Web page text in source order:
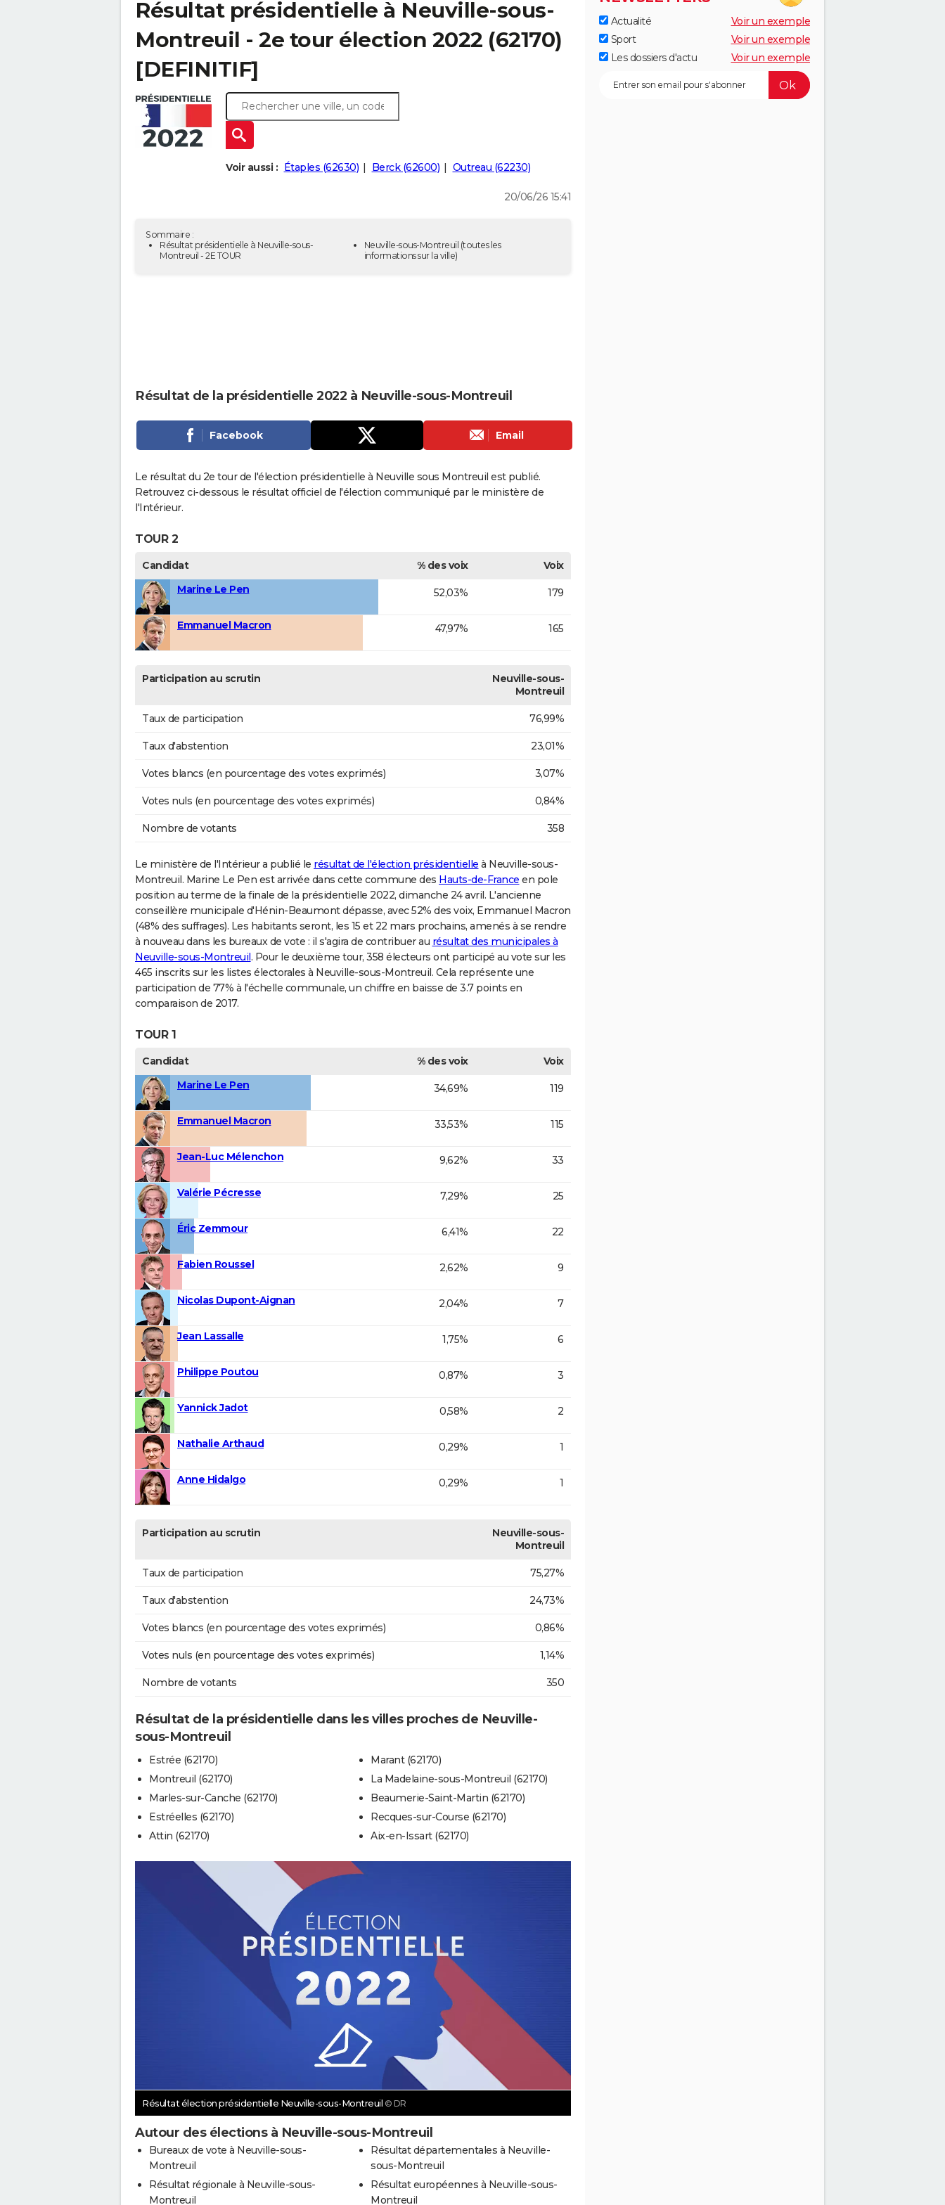
Résultat présidentielle à Neuville-sous-
Montreuil - 2e tour élection 2022 (62170)
[DEFINITIF]
Voir aussi : Étaples (62630) Berck (62600) Outreau (62230)
20/06/26 15:41
Sommaire :
Résultat présidentielle à Neuville-sous-
Montreuil - 2E TOUR
Neuville-sous-Montreuil (toutes les
informations sur la ville)
Résultat de la présidentielle 2022 à Neuville-sous-Montreuil
Facebook Email
Le résultat du 2e tour de l'élection présidentielle à Neuville sous Montreuil est publié.
Retrouvez ci-dessous le résultat officiel de l'élection communiqué par le ministère de
l'Intérieur.
TOUR 2
Candidat % des voix
Voix
Marine Le Pen
52,03% 179
Emmanuel Macron 47,97% 165
Participation au scrutin
Neuville-sous-
Montreuil
Taux de participation 76,99%
Taux d'abstention 23,01%
Votes blancs (en pourcentage des votes exprimés) 3,07%
Votes nuls (en pourcentage des votes exprimés) 0,84%
Nombre de votants 358
Le ministère de l'Intérieur a publié le résultat de l'élection présidentielle à Neuville-sous-
Montreuil. Marine Le Pen est arrivée dans cette commune des Hauts-de-France en pole
position au terme de la finale de la présidentielle 2022, dimanche 24 avril. L'ancienne
conseillère municipale d'Hénin-Beaumont dépasse, avec 52% des voix, Emmanuel Macron
(48% des suffrages). Les habitants seront, les 15 et 22 mars prochains, amenés à se rendre
à nouveau dans les bureaux de vote : il s'agira de contribuer au résultat des municipales à
Neuville-sous-Montreuil . Pour le deuxième tour, 358 électeurs ont participé au vote sur les
465 inscrits sur les listes électorales à Neuville-sous-Montreuil. Cela représente une
participation de 77% à l'échelle communale, un chiffre en baisse de 3.7 points en
comparaison de 2017.
TOUR 1
Candidat % des voix
Voix
Marine Le Pen
34,69% 119
Emmanuel Macron 33,53% 115
Jean-Luc Mélenchon 9,62% 33
Valérie Pécresse 7,29% 25
Éric Zemmour 6,41% 22
Fabien Roussel 2,62% 9
Nicolas Dupont-Aignan 2,04% 7
Jean Lassalle 1,75% 6
Philippe Poutou 0,87% 3
Yannick Jadot 0,58% 2
Nathalie Arthaud 0,29% 1
Anne Hidalgo 0,29% 1
Participation au scrutin
Neuville-sous-
Montreuil
Taux de participation 75,27%
Taux d'abstention 24,73%
Votes blancs (en pourcentage des votes exprimés) 0,86%
Votes nuls (en pourcentage des votes exprimés) 1,14%
Nombre de votants 350
Résultat de la présidentielle dans les villes proches de Neuville-
sous-Montreuil
Estrée (62170)
Montreuil (62170)
Marles-sur-Canche (62170)
Estréelles (62170)
Attin (62170)
Marant (62170)
La Madelaine-sous-Montreuil (62170)
Beaumerie-Saint-Martin (62170)
Recques-sur-Course (62170)
Aix-en-Issart (62170)
Résultat élection présidentielle Neuville-sous-Montreuil © DR
Autour des élections à Neuville-sous-Montreuil
Bureaux de vote à Neuville-sous-
Montreuil
Résultat régionale à Neuville-sous-
Montreuil
Résultat départementales à Neuville-
sous-Montreuil
Résultat européennes à Neuville-sous-
Montreuil
Actualité
Voir un exemple
Sport
Voir un exemple
Les dossiers d'actu
Voir un exemple